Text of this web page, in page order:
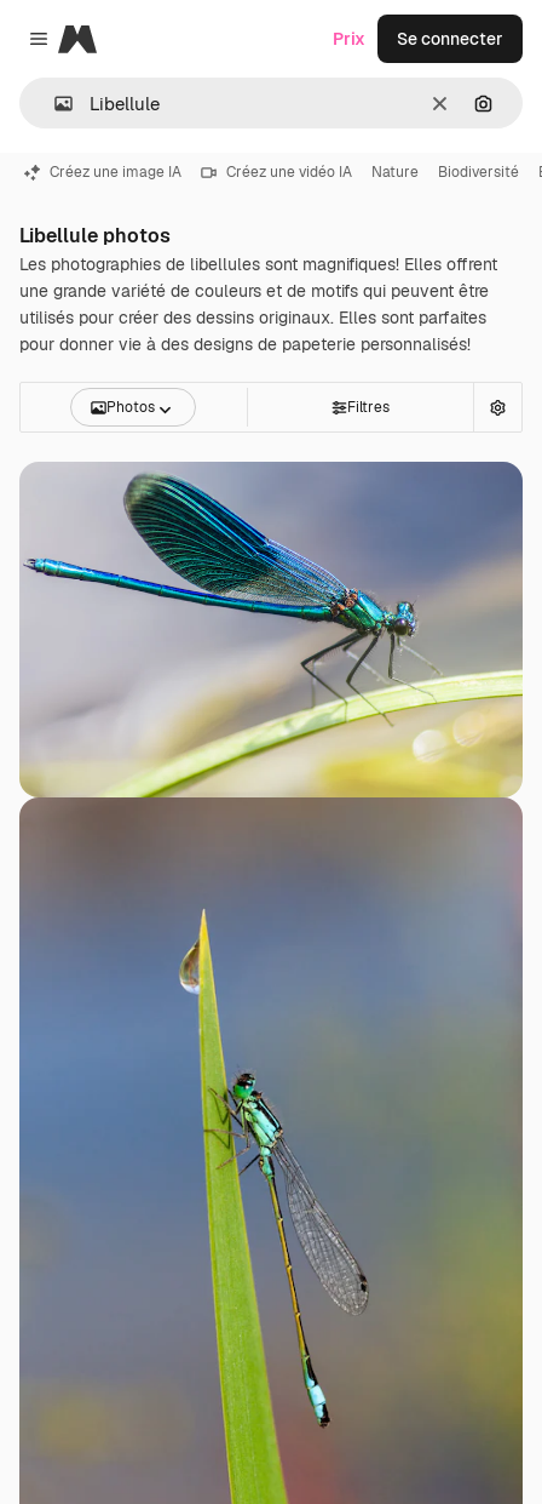
Close menu
Magnific
Effacer
Prix Se connecter
Créez une image IA Créez une vidéo IA Nature Biodiversité
Libellule photos
Les photographies de libellules sont magnifiques! Elles offrent
une grande variété de couleurs et de motifs qui peuvent être
utilisés pour créer des dessins originaux. Elles sont parfaites
pour donner vie à des designs de papeterie personnalisés!
Photos Filtres